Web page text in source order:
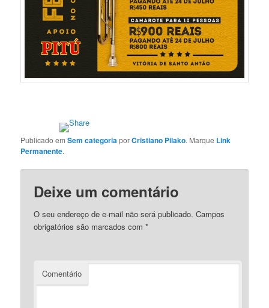
Publicado emSem categoriaporCristiano Pilako. Marque Link
Permanente.
Deixe um comentário
O seu endereço de e-mail não será publicado. Campos
obrigatórios são marcados com*
Comentário